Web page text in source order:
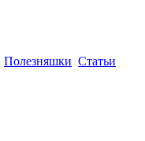
Полезняшки Статьи